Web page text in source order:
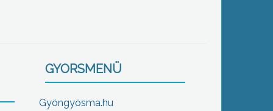
GYORSMENÜ
Gyöngyösma.hu